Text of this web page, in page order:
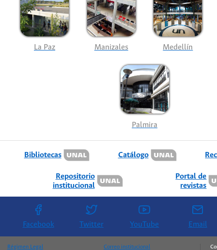
La Paz Manizales Medellín
Palmira
Bibliotecas Catálogo
Repositorio
institucional
Portal de
revistas
Facebook Twitter YouTube Email
Régimen Legal Correo institucional